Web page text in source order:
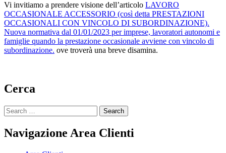
Vi invitiamo a prendere visione dell’articolo LAVORO
OCCASIONALE ACCESSORIO (così detta PRESTAZIONI
OCCASIONALI CON VINCOLO DI SUBORDINAZIONE).
Nuova normativa dal 01/01/2023 per imprese, lavoratori autonomi e
famiglie quando la prestazione occasionale avviene con vincolo di
subordinazione. ove troverà una breve disamina.
Cerca
Search
for:
Navigazione Area Clienti